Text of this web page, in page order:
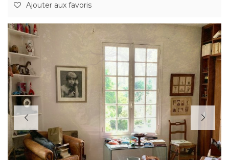
Ajouter aux favoris